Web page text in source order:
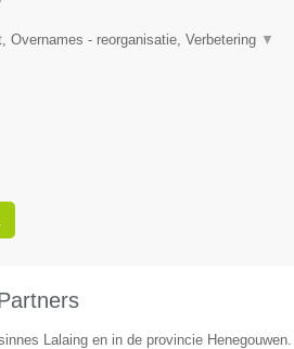
Overnames - reorganisatie, Verbetering ▼
Lalaing en in de provincie Henegouwen.